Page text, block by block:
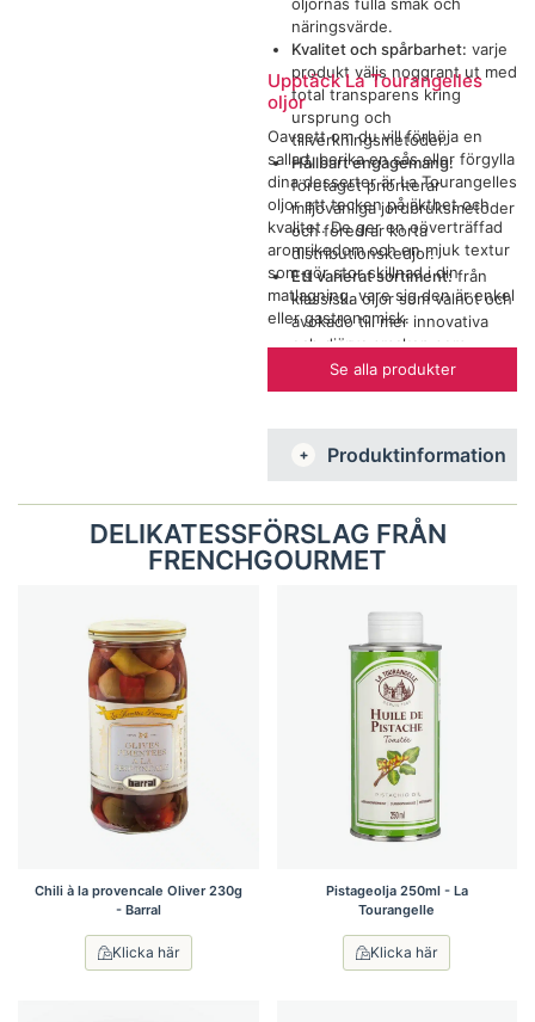
näringsvärde.
Kvalitet och spårbarhet: varje
produkt väljs noggrant ut med
total transparens kring
ursprung och
tillverkningsmetoder.
Hållbart engagemang:
företaget prioriterar
miljövänliga jordbruksmetoder
och föredrar korta
distributionskedjor.
Ett varierat sortiment:från
klassiska oljor som valnöt och
avokado till mer innovativa
och djärva smaker, som
erbjuder en verklig sensorisk
upplevelse för
Upptäck La Tourangelles
oljor
Oavsett om du vill förhöja en
sallad, berika en sås eller förgylla
dina desserter är La Tourangelles
oljor ett tecken på äkthet och
kvalitet. De ger en oöverträffad
aromrikedom och en mjuk textur
som gör stor skillnad i din
matlagning, vare sig den är enkel
eller gastronomisk.
Se alla produkter
Produktinformation
DELIKATESSFÖRSLAG FRÅN
FRENCHGOURMET
Chili à la provencale Oliver 230g
- Barral
Klicka här
Pistageolja 250ml - La
Tourangelle
Klicka här